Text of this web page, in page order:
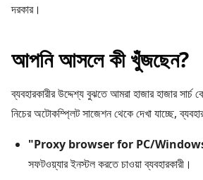
দরকার।
আপনি আসলে কী খুঁজছেন?
ব্যবহারকারীর উদ্দেশ্য বুঝতে আমরা হাজার হাজার সার্চ
নিচের অটোকম্প্লিট সাজেশন থেকে দেখা যাচ্ছে,
"Proxy browser for PC/
সফটওয়্যার ইনস্টল করতে চাওয়া ব্যবহারকারী।